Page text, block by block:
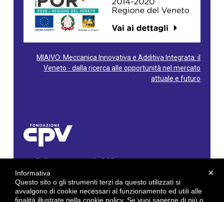
MIAIVO: Meccanica Innovativa e Additiva Integrata: il
Veneto - dalla ricerca alle opportunità nel mercato
attuale e futuro
Fondazione Centro Produttività Veneto
Via Gioacchino Rossini, 60 - 36100 Vicenza - Italy
Tel. 0444/960500 - Fax 0444/1932220
C.F. e P. IVA: 02429800242
×
Informativa
Questo sito o gli strumenti terzi da questo utilizzati si
avvalgono di cookie necessari al funzionamento ed utili alle
finalità illustrate nella cookie policy. Se vuoi saperne di più o